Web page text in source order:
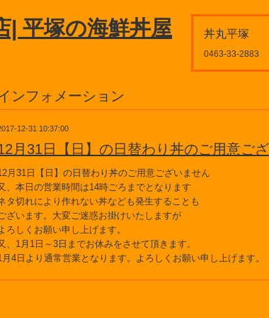
丼丸平塚
0463-33-2883
| 平塚の海鮮丼屋
ンフォメーション
12-31 10:37:00
月31日【日】の日替わり丼のご用意ご
月31日【日】の日替わり丼のご用意ございません
、本日の営業時間は14時ごろまでとなります
タ切れにより作れない丼なども発生することも
ざいます。大変ご迷惑お掛けいたしますが
ろしくお願い申し上げます。
、1月1日～3日までお休みをさせて頂きます。
月4日より通常営業となります。よろしくお願い申し上げます。